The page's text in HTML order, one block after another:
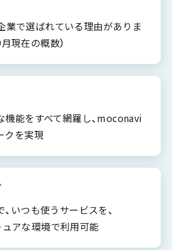
業で選ばれている理由がありま
現在の概数）
機能をすべて網羅し、moconavi
クを実現
いつも使うサービスを、
アな環境で利用可能